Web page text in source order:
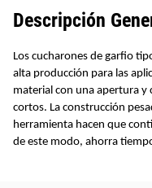
Descripción
Los cucharones de garfio
alta producción para las
material con una apertura y
cortos. La construcción
herramienta hacen que
de este modo, ahorra